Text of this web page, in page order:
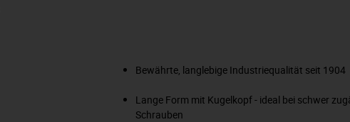
Bewährte, langlebige Industriequalität seit 1904
Lange Form mit Kugelkopf - ideal bei schwer
Schrauben